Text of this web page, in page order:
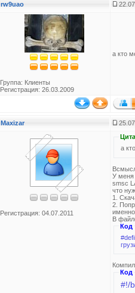
rw9uao
Группа: Клиенты
Регистрация: 26.03.2009
а кто
Maxizar
Регистрация: 04.07.2011
а
У меня
smsc
что
1.
2.
В
Код
#define
Код
#!/